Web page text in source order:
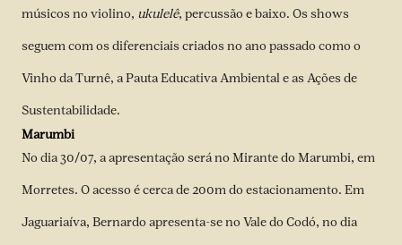
músicos no violino, ukulelê, percussão e baixo. Os shows
seguem com os diferenciais criados no ano passado como o
Vinho da Turnê, a Pauta Educativa Ambiental e as Ações de
Sustentabilidade.
Marumbi
No dia 30/07, a apresentação será noMirante do Marumbi, em
Morretes. O acesso é cerca de 200m do estacionamento. Em
Jaguariaíva, Bernardo apresenta-se no Vale do Codó, no dia